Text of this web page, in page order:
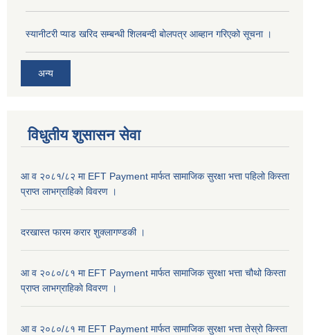
स्यानीटरी प्याड खरिद सम्बन्धी शिलबन्दी बोलपत्र आब्हान गरिएको सूचना ।
अन्य
विधुतीय शुसासन सेवा
आ व २०८१/८२ मा EFT Payment मार्फत सामाजिक सुरक्षा भत्ता पहिलो किस्ता
प्राप्त लाभग्राहिकाे विवरण ।
दरखास्त फारम करार शुक्लागण्डकी ।
आ व २०८०/८१ मा EFT Payment मार्फत सामाजिक सुरक्षा भत्ता चौथो किस्ता
प्राप्त लाभग्राहिकाे विवरण ।
आ व २०८०/८१ मा EFT Payment मार्फत सामाजिक सुरक्षा भत्ता तेस्रो किस्ता